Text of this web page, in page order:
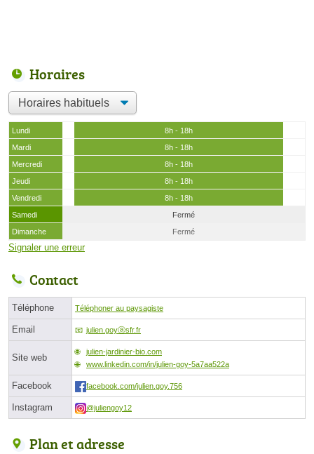
Horaires
Lundi
8h - 18h
Mardi
8h - 18h
Mercredi
8h - 18h
Jeudi
8h - 18h
Vendredi
8h - 18h
Samedi
Fermé
Dimanche
Fermé
Signaler une erreur
Contact
Téléphone Téléphoner au paysagiste
Email julien.goyⓐsfr.fr
Site web
julien-jardinier-bio.com
www.linkedin.com/in/julien-goy-5a7aa522a
Facebook facebook.com/julien.goy.756
Instagram @juliengoy12
Plan et adresse